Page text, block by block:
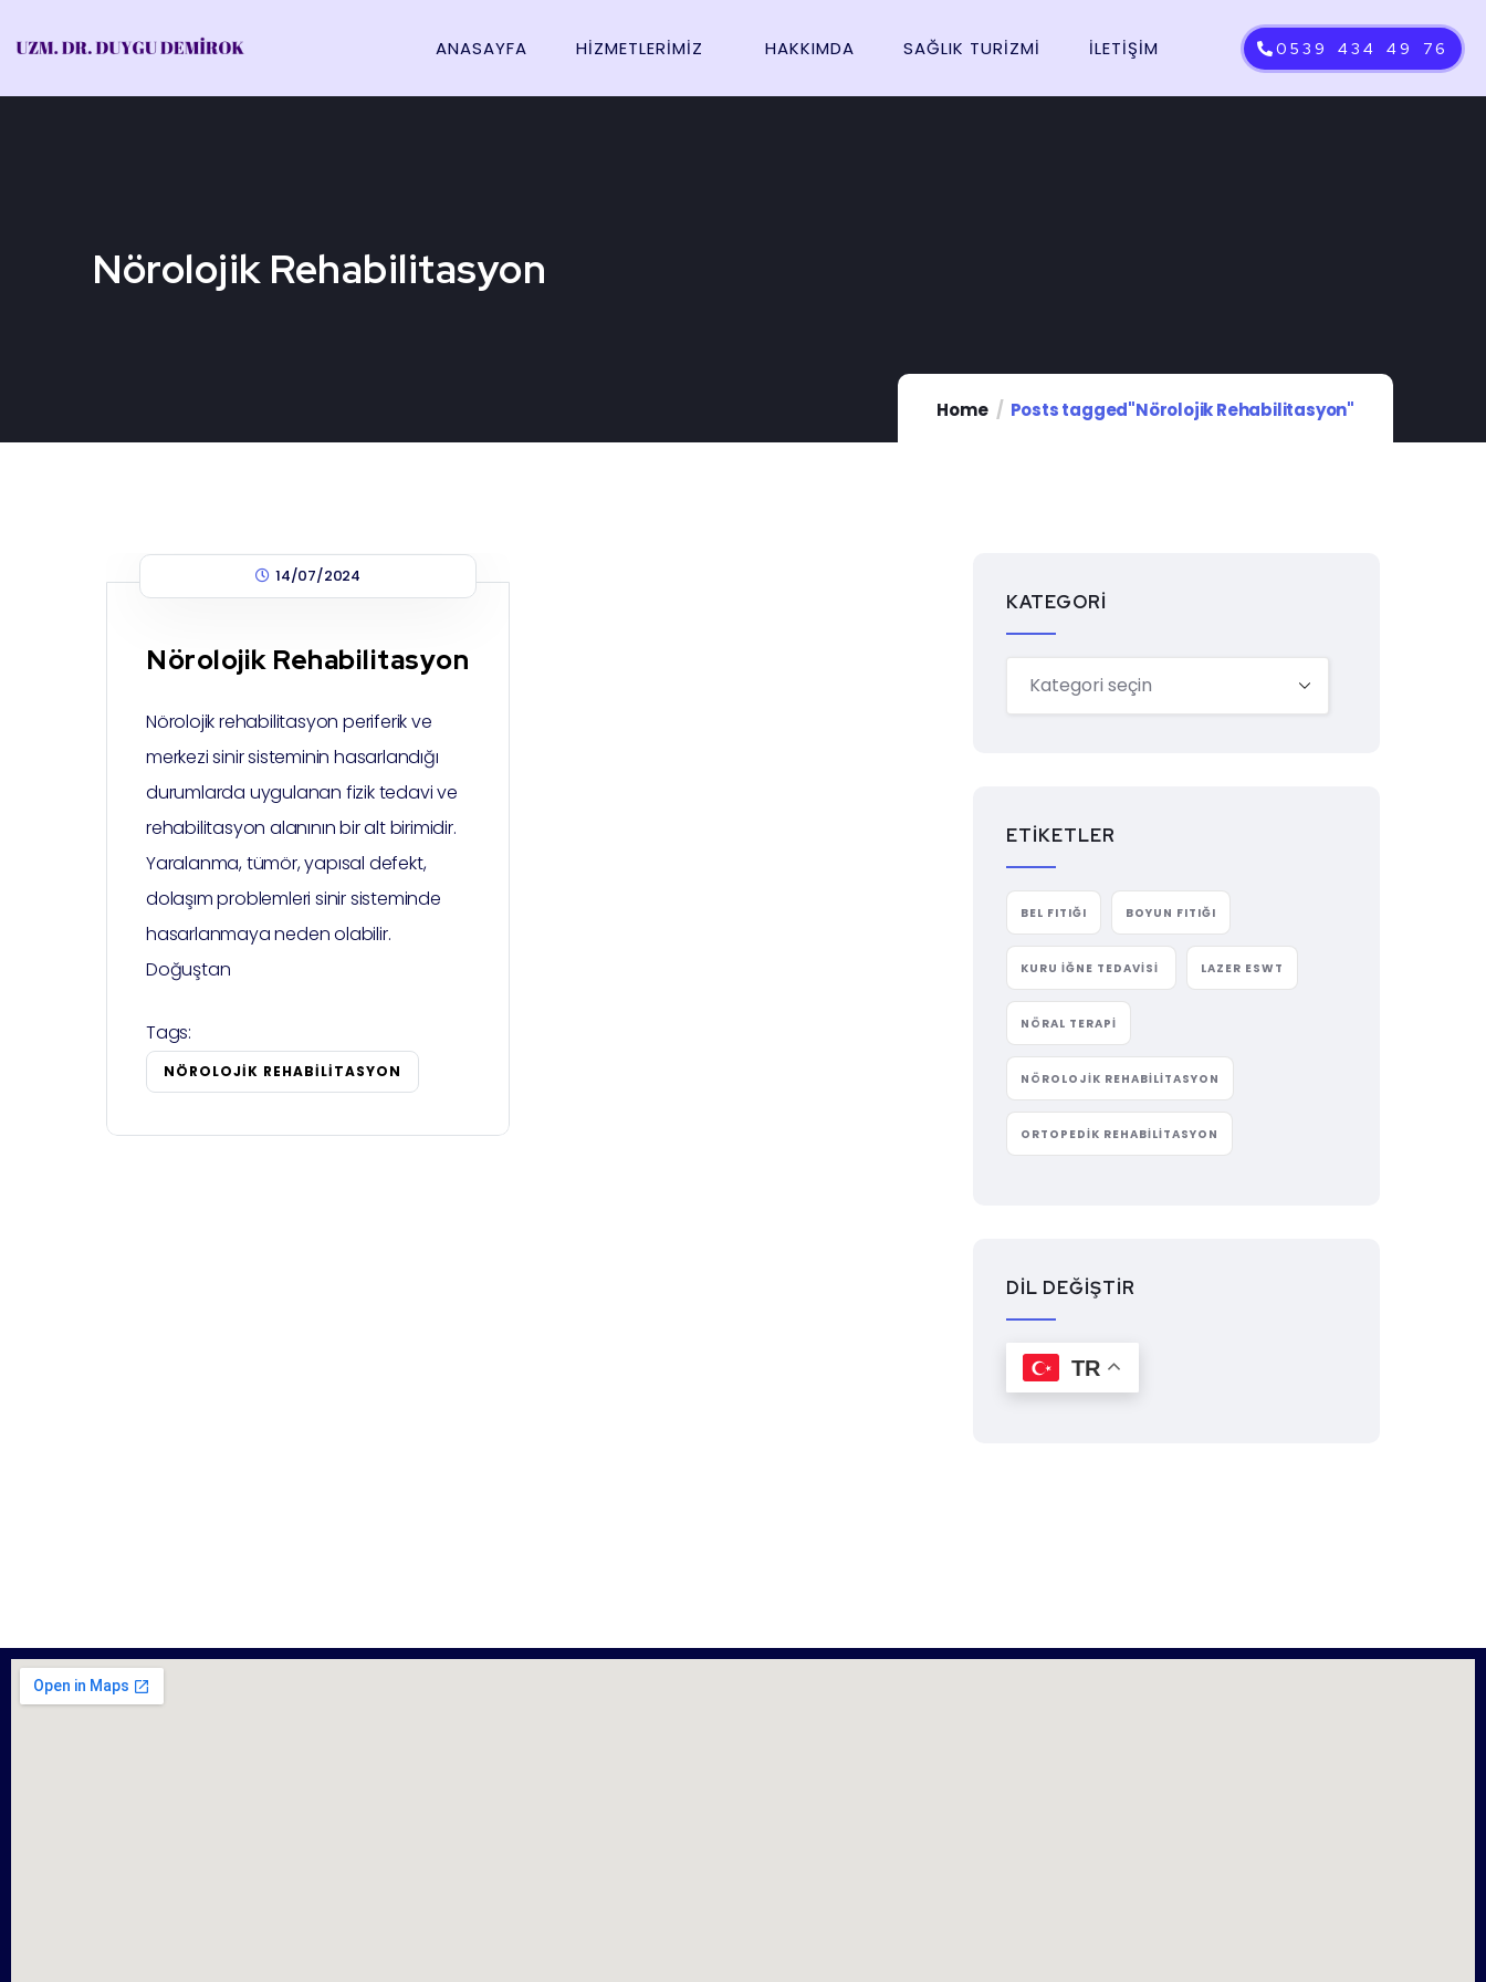
ANASAYFA HIZMETLERIMIZ HAKKIMDA SAĞLIK TURİZMİ İLETIŞIM 0539 434 49 76
Nörolojik Rehabilitasyon
Home Posts tagged"Nörolojik Rehabilitasyon"
14/07/2024
Nörolojik Rehabilitasyon
Nörolojik rehabilitasyon periferik ve
merkezi sinir sisteminin hasarlandığı
durumlarda uygulanan fizik tedavi ve
rehabilitasyon alanının bir alt birimidir.
Yaralanma, tümör, yapısal defekt,
dolaşım problemleri sinir sisteminde
hasarlanmaya neden olabilir.
Doğuştan
Tags:
NÖROLOJIK REHABILITASYON
KATEGORI
ETIKETLER
BEL FITIĞI BOYUN FITIĞI
KURU İĞNE TEDAVISI LAZER ESWT
NÖRAL TERAPI
NÖROLOJIK REHABILITASYON
ORTOPEDIK REHABILITASYON
DİL DEĞİŞTİR
TR